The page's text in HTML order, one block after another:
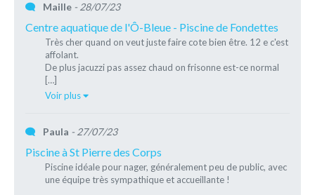
Maille - 28/07/23
Centre aquatique de l'Ô-Bleue - Piscine de Fondettes
Très cher quand on veut juste faire cote bien être. 12 e c'est
affolant.
De plus jacuzzi pas assez chaud on frisonne est-ce normal
[…]
Voir plus
Paula - 27/07/23
Piscine à St Pierre des Corps
Piscine idéale pour nager, généralement peu de public, avec
une équipe très sympathique et accueillante !